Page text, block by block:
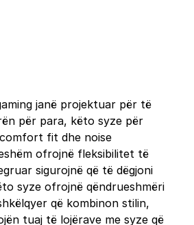
janë projektuar për të
për para, këto syze për
fit dhe noise
ofrojnë fleksibilitet të
sigurojnë që të dëgjoni
syze ofrojnë qëndrueshmëri
që kombinon stilin,
tuaj të lojërave me syze që